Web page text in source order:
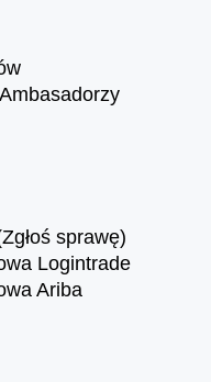
sprawę)
Logintrade
Ariba